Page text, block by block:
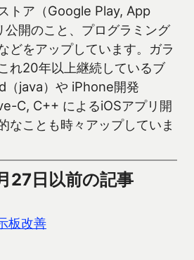
トア（Google Play, App
開のこと、プログラミング
どをアップしています。ガラ
れ20年以上継続しているブ
（java）や iPhone開発
C, C++ によるiOSアプリ開
なことも時々アップしていま
27日以前の記事
板改善